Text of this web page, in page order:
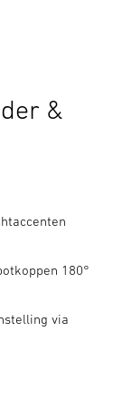
&
180°
via